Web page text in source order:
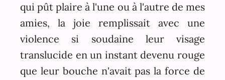
qui pût plaire à l'une ou à l'autre de mes
amies, la joie remplissait avec une
violence si soudaine leur visage
translucide en un instant devenu rouge
que leur bouche n'avait pas la force de